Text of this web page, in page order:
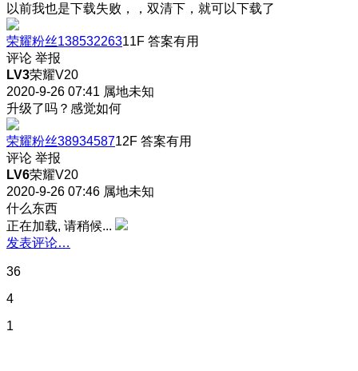
以前我也是下载失败，，双清下，就可以下载了
荣耀粉丝13853226311F 答案有用
评论 举报
LV3荣耀V20
2020-9-26 07:41 属地未知
升级了吗？感觉如何
荣耀粉丝3893458712F 答案有用
评论 举报
LV6荣耀V20
2020-9-26 07:46 属地未知
什么东西
正在加载, 请稍候...
发表评论…
36
4
1